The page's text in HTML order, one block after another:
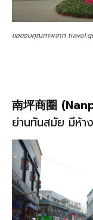
ขอขอบคุณภาพจาก
南坪商圈
ย่านทันสมัย มีห้า